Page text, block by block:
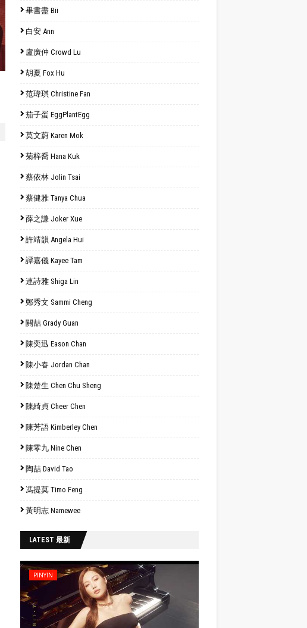
畢書盡 Bii
白安 Ann
盧廣仲 Crowd Lu
胡夏 Fox Hu
范瑋琪 Christine Fan
茄子蛋 EggPlantEgg
莫文蔚 Karen Mok
菊梓喬 Hana Kuk
蔡依林 Jolin Tsai
蔡健雅 Tanya Chua
薛之謙 Joker Xue
許靖韻 Angela Hui
譚嘉儀 Kayee Tam
連詩雅 Shiga Lin
鄭秀文 Sammi Cheng
關喆 Grady Guan
陳奕迅 Eason Chan
陳小春 Jordan Chan
陳楚生 Chen Chu Sheng
陳綺貞 Cheer Chen
陳芳語 Kimberley Chen
陳零九 Nine Chen
陶喆 David Tao
馮提莫 Timo Feng
黃明志 Namewee
LATEST 最新
PINYIN